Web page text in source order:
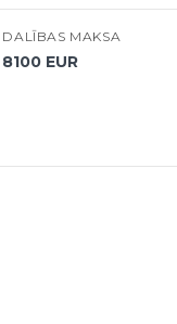
DALĪBAS MAKSA
8100 EUR